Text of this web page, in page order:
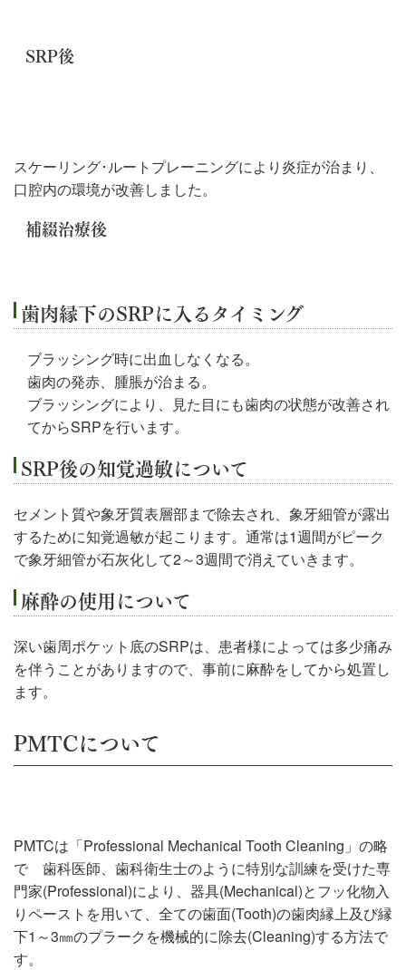
SRP後
スケーリング･ルートプレーニングにより炎症が治まり、
口腔内の環境が改善しました。
補綴治療後
歯肉縁下のSRPに入るタイミング
ブラッシング時に出血しなくなる。
歯肉の発赤、腫脹が治まる。
ブラッシングにより、見た目にも歯肉の状態が改善され
てからSRPを行います。
SRP後の知覚過敏について
セメント質や象牙質表層部まで除去され、象牙細管が露出
するために知覚過敏が起こります。通常は1週間がピーク
で象牙細管が石灰化して2～3週間で消えていきます。
麻酔の使用について
深い歯周ポケット底のSRPは、患者様によっては多少痛み
を伴うことがありますので、事前に麻酔をしてから処置し
ます。
PMTCについて
PMTCは「Professional Mechanical Tooth Cleaning」の略
で 歯科医師、歯科衛生士のように特別な訓練を受けた専
門家(Professional)により、器具(Mechanical)とフッ化物入
りペーストを用いて、全ての歯面(Tooth)の歯肉縁上及び縁
下1～3㎜のプラークを機械的に除去(Cleaning)する方法で
す。